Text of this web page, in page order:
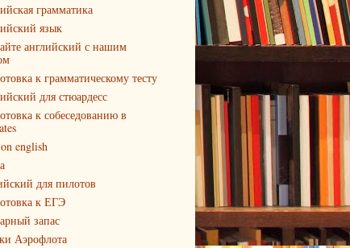
грамматика
язык
английский с нашим
к грамматическому тесту
для стюардесс
к собеседованию в
english
для пилотов
к ЕГЭ
запас
Аэрофлота